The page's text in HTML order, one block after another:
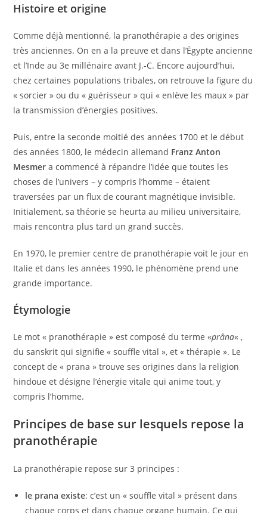
Histoire et origine
Comme déjà mentionné, la pranothérapie a des origines
très anciennes. On en a la preuve et dans l’Égypte ancienne
et l’Inde au 3e millénaire avant J.-C. Encore aujourd’hui,
chez certaines populations tribales, on retrouve la figure du
« sorcier » ou du « guérisseur » qui « enlève les maux » par
la transmission d’énergies positives.
Puis, entre la seconde moitié des années 1700 et le début
des années 1800, le médecin allemand Franz Anton
Mesmer a commencé à répandre l’idée que toutes les
choses de l’univers – y compris l’homme – étaient
traversées par un flux de courant magnétique invisible.
Initialement, sa théorie se heurta au milieu universitaire,
mais rencontra plus tard un grand succès.
En 1970, le premier centre de pranothérapie voit le jour en
Italie et dans les années 1990, le phénomène prend une
grande importance.
Étymologie
Le mot « pranothérapie » est composé du terme «prâna« ,
du sanskrit qui signifie « souffle vital », et « thérapie ». Le
concept de « prana » trouve ses origines dans la religion
hindoue et désigne l’énergie vitale qui anime tout, y
compris l’homme.
Principes de base sur lesquels repose la
pranothérapie
La pranothérapie repose sur 3 principes :
le prana existe: c’est un « souffle vital » présent dans
chaque corps et dans chaque organe humain. Ce qui